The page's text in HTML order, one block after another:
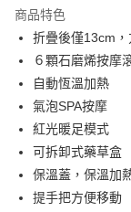
悠遊付
Google Pay
全盈+PAY
ATM付款
運送方式
商品特色
折疊後僅13cm，
６顆石磨烯按摩
自動恆溫加熱
氣泡SPA按摩
紅光暖足模式
可拆卸式藥草盒
保溫蓋，保溫加
提手把方便移動